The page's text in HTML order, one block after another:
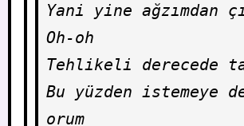
Yani yine ağzımdan
Oh-oh
Tehlikeli derecede
Bu yüzden istemeye
orum